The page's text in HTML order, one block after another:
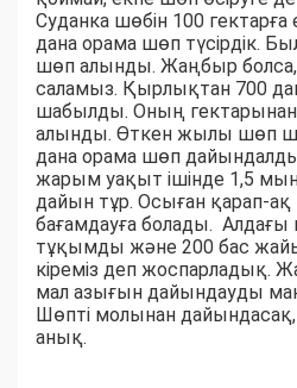
Суданка шөбін 100 гектарға
дана орама шөп түсірдік.
шөп алынды. Жаңбыр болса,
саламыз. Қырлықтан 700
шабылды. Оның гектарынан
алынды. Өткен жылы шөп
дана орама шөп дайындалды.
жарым уақыт ішінде 1,5
дайын тұр. Осыған қарап-
бағамдауға болады.
тұқымды және 200 бас
кіреміз деп
мал азығын дайындауды
Шөпті молынан
анық.